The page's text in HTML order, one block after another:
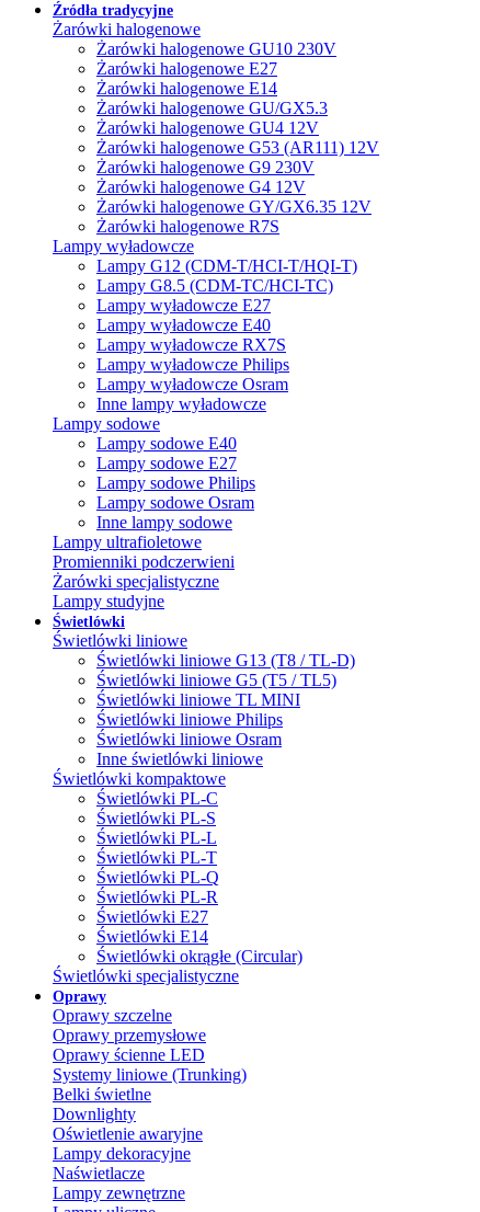
Źródła tradycyjne
Żarówki halogenowe
Żarówki halogenowe GU10 230V
Żarówki halogenowe E27
Żarówki halogenowe E14
Żarówki halogenowe GU/GX5.3
Żarówki halogenowe GU4 12V
Żarówki halogenowe G53 (AR111) 12V
Żarówki halogenowe G9 230V
Żarówki halogenowe G4 12V
Żarówki halogenowe GY/GX6.35 12V
Żarówki halogenowe R7S
Lampy wyładowcze
Lampy G12 (CDM-T/HCI-T/HQI-T)
Lampy G8.5 (CDM-TC/HCI-TC)
Lampy wyładowcze E27
Lampy wyładowcze E40
Lampy wyładowcze RX7S
Lampy wyładowcze Philips
Lampy wyładowcze Osram
Inne lampy wyładowcze
Lampy sodowe
Lampy sodowe E40
Lampy sodowe E27
Lampy sodowe Philips
Lampy sodowe Osram
Inne lampy sodowe
Lampy ultrafioletowe
Promienniki podczerwieni
Żarówki specjalistyczne
Lampy studyjne
Świetlówki
Świetlówki liniowe
Świetlówki liniowe G13 (T8 / TL-D)
Świetlówki liniowe G5 (T5 / TL5)
Świetlówki liniowe TL MINI
Świetlówki liniowe Philips
Świetlówki liniowe Osram
Inne świetlówki liniowe
Świetlówki kompaktowe
Świetlówki PL-C
Świetlówki PL-S
Świetlówki PL-L
Świetlówki PL-T
Świetlówki PL-Q
Świetlówki PL-R
Świetlówki E27
Świetlówki E14
Świetlówki okrągłe (Circular)
Świetlówki specjalistyczne
Oprawy
Oprawy szczelne
Oprawy przemysłowe
Oprawy ścienne LED
Systemy liniowe (Trunking)
Belki świetlne
Downlighty
Oświetlenie awaryjne
Lampy dekoracyjne
Naświetlacze
Lampy zewnętrzne